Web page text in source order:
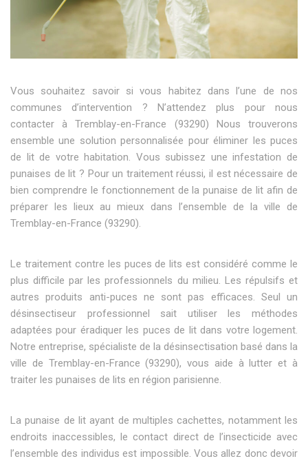
Vous souhaitez savoir si vous habitez dans l’une de nos
communes d’intervention ? N’attendez plus pour nous
contacter à Tremblay-en-France (93290) Nous trouverons
ensemble une solution personnalisée pour éliminer les puces
de lit de votre habitation. Vous subissez une infestation de
punaises de lit ? Pour un traitement réussi, il est nécessaire de
bien comprendre le fonctionnement de la punaise de lit afin de
préparer les lieux au mieux dans l’ensemble de la ville de
Tremblay-en-France (93290).
Le traitement contre les puces de lits est considéré comme le
plus difficile par les professionnels du milieu. Les répulsifs et
autres produits anti-puces ne sont pas efficaces. Seul un
désinsectiseur professionnel sait utiliser les méthodes
adaptées pour éradiquer les puces de lit dans votre logement.
Notre entreprise, spécialiste de la désinsectisation basé dans la
ville de Tremblay-en-France (93290), vous aide à lutter et à
traiter les punaises de lits en région parisienne.
La punaise de lit ayant de multiples cachettes, notamment les
endroits inaccessibles, le contact direct de l’insecticide avec
l’ensemble des individus est impossible. Vous allez donc devoir